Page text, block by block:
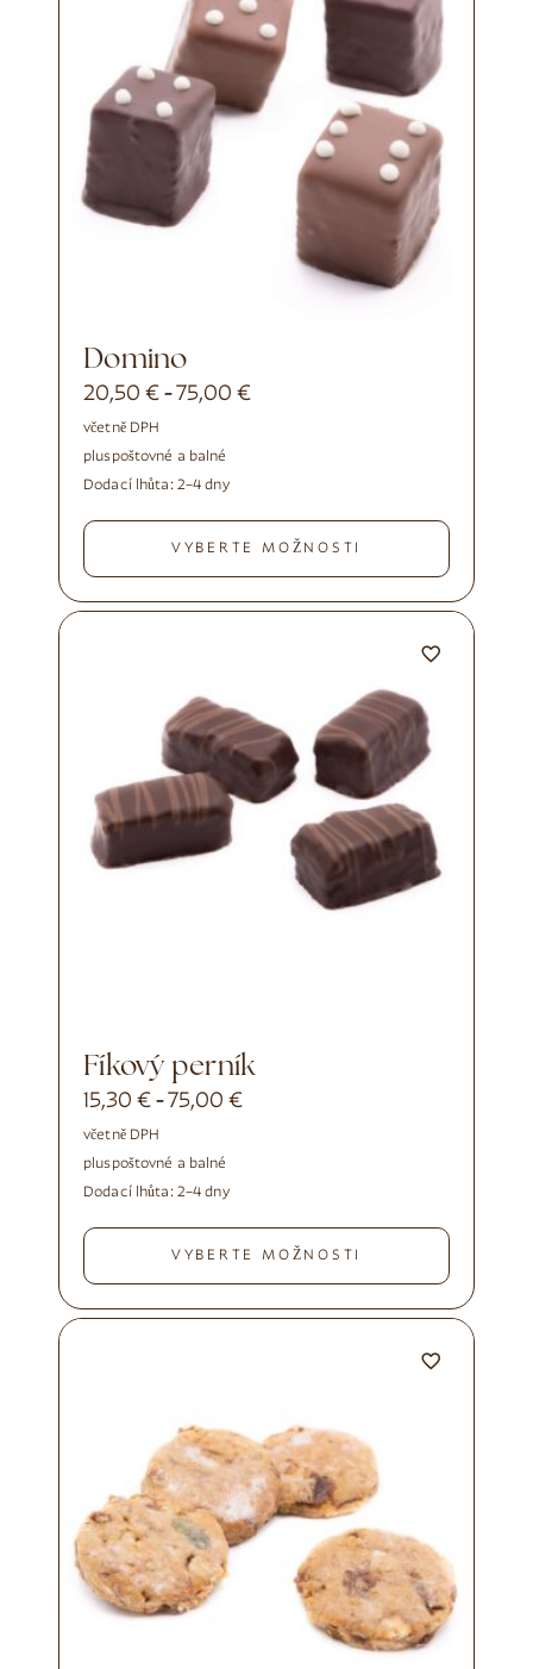
Domino
20,50€ - 75,00€
včetně DPH
pluspoštovné a balné
Dodací lhůta: 2–4 dny
VYBERTE MOŽNOSTI
Fíkový perník
15,30€ -75,00€
včetně DPH
pluspoštovné a balné
Dodací lhůta: 2–4 dny
VYBERTE MOŽNOSTI